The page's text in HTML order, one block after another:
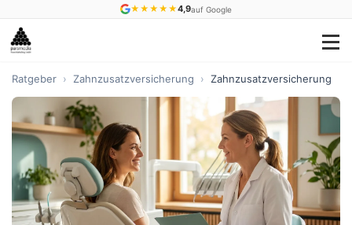
★ ★ ★ ★ ★4,9auf Google
Ratgeber › Zahnzusatzversicherung › Zahnzusatzversicherung